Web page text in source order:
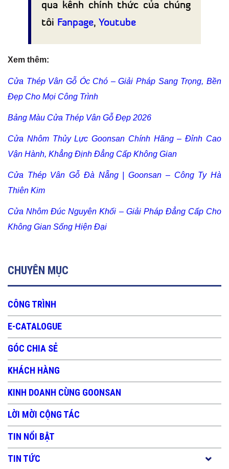
CHUYÊN MỤC
CÔNG TRÌNH
E-CATALOGUE
GÓC CHIA SẺ
KHÁCH HÀNG
KINH DOANH CÙNG GOONSAN
LỜI MỜI CỘNG TÁC
TIN NỔI BẬT
TIN TỨC
qua kênh chính thức của chúng
tôi Fanpage, Youtube
Xem thêm:
Cửa Thép Vân Gỗ Óc Chó – Giải Pháp Sang Trọng, Bền
Đẹp Cho Mọi Công Trình
Bảng Màu Cửa Thép Vân Gỗ Đẹp 2026
Cửa Nhôm Thủy Lực Goonsan Chính Hãng – Đỉnh Cao
Vận Hành, Khẳng Định Đẳng Cấp Không Gian
Cửa Thép Vân Gỗ Đà Nẵng | Goonsan – Công Ty Hà
Thiên Kim
Cửa Nhôm Đúc Nguyên Khối – Giải Pháp Đẳng Cấp Cho
Không Gian Sống Hiện Đại